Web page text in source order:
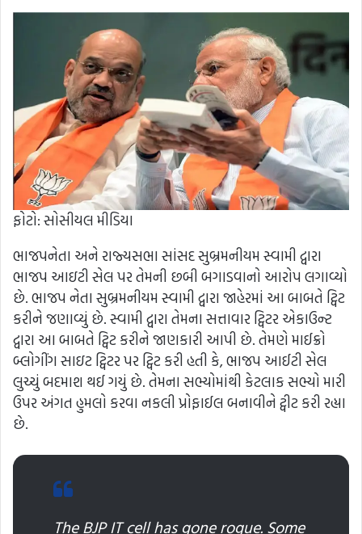
ફોટો: સોસીયલ મીડિયા
ભાજપનેતા અને રાજ્યસભા સાંસદ સુબ્રમનીયમ સ્વામી દ્વારા
ભાજપ આઇટી સેલ પર તેમની છબી બગાડવાનો આરોપ લગાવ્યો
છે. ભાજપ નેતા સુબ્રમનીયમ સ્વામી દ્વારા જાહેરમાં આ બાબતે ટ્વિટ
કરીને જણાવ્યું છે. સ્વામી દ્વારા તેમના સત્તાવાર ટ્વિટર એકાઉન્ટ
દ્વારા આ બાબતે ટ્વિટ કરીને જાણકારી આપી છે. તેમણે માઈક્રો
બ્લોગીંગ સાઇટ ટ્વિટર પર ટ્વિટ કરી હતી કે, ભાજપ આઈટી સેલ
લુચ્ચું બદમાશ થઈ ગયું છે. તેમના સભ્યોમાંથી કેટલાક સભ્યો મારી
ઉપર અંગત હુમલો કરવા નકલી પ્રોફાઈલ બનાવીને ટ્વીટ કરી રહ્યા
છે.
The BJP IT cell has gone rogue. Some